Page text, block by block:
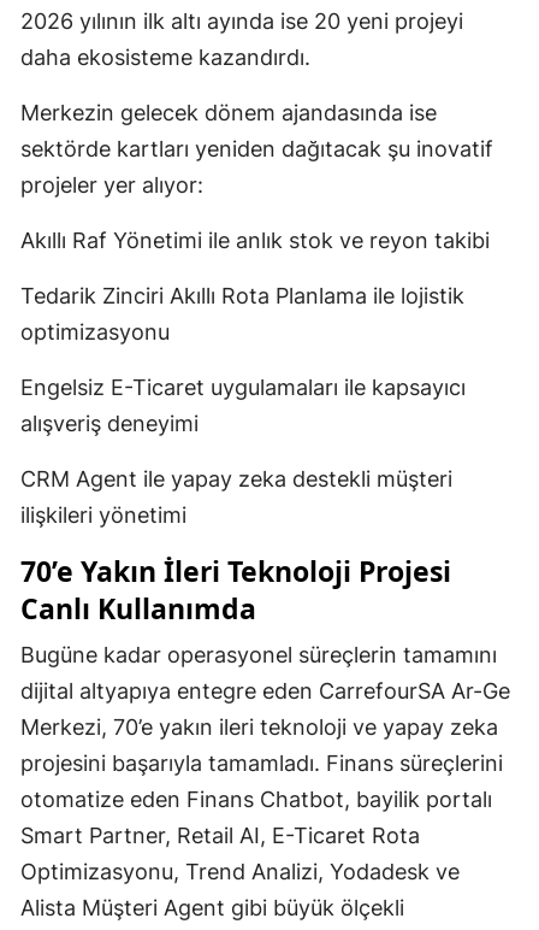
2026 yılının ilk altı ayında ise 20 yeni projeyi
daha ekosisteme kazandırdı.
Merkezin gelecek dönem ajandasında ise
sektörde kartları yeniden dağıtacak şu inovatif
projeler yer alıyor:
Akıllı Raf Yönetimi ile anlık stok ve reyon takibi
Tedarik Zinciri Akıllı Rota Planlama ile lojistik
optimizasyonu
Engelsiz E-Ticaret uygulamaları ile kapsayıcı
alışveriş deneyimi
CRM Agent ile yapay zeka destekli müşteri
ilişkileri yönetimi
70’e Yakın İleri Teknoloji Projesi
Canlı Kullanımda
Bugüne kadar operasyonel süreçlerin tamamını
dijital altyapıya entegre eden CarrefourSA Ar-Ge
Merkezi, 70’e yakın ileri teknoloji ve yapay zeka
projesini başarıyla tamamladı. Finans süreçlerini
otomatize eden Finans Chatbot, bayilik portalı
Smart Partner, Retail AI, E-Ticaret Rota
Optimizasyonu, Trend Analizi, Yodadesk ve
Alista Müşteri Agent gibi büyük ölçekli